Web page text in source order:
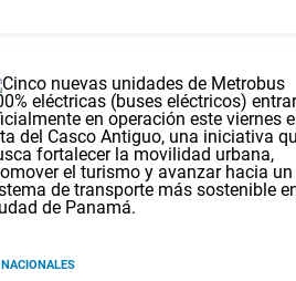
NACIONALES